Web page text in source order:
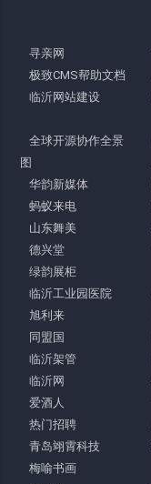
寻亲网
极致CMS帮助文档
临沂网站建设
全球开源协作全景
图
华韵新媒体
蚂蚁来电
山东舞美
德兴堂
绿韵展柜
临沂工业园医院
旭利来
同盟国
临沂架管
临沂网
爱酒人
热门招聘
青岛翊霄科技
梅喻书画